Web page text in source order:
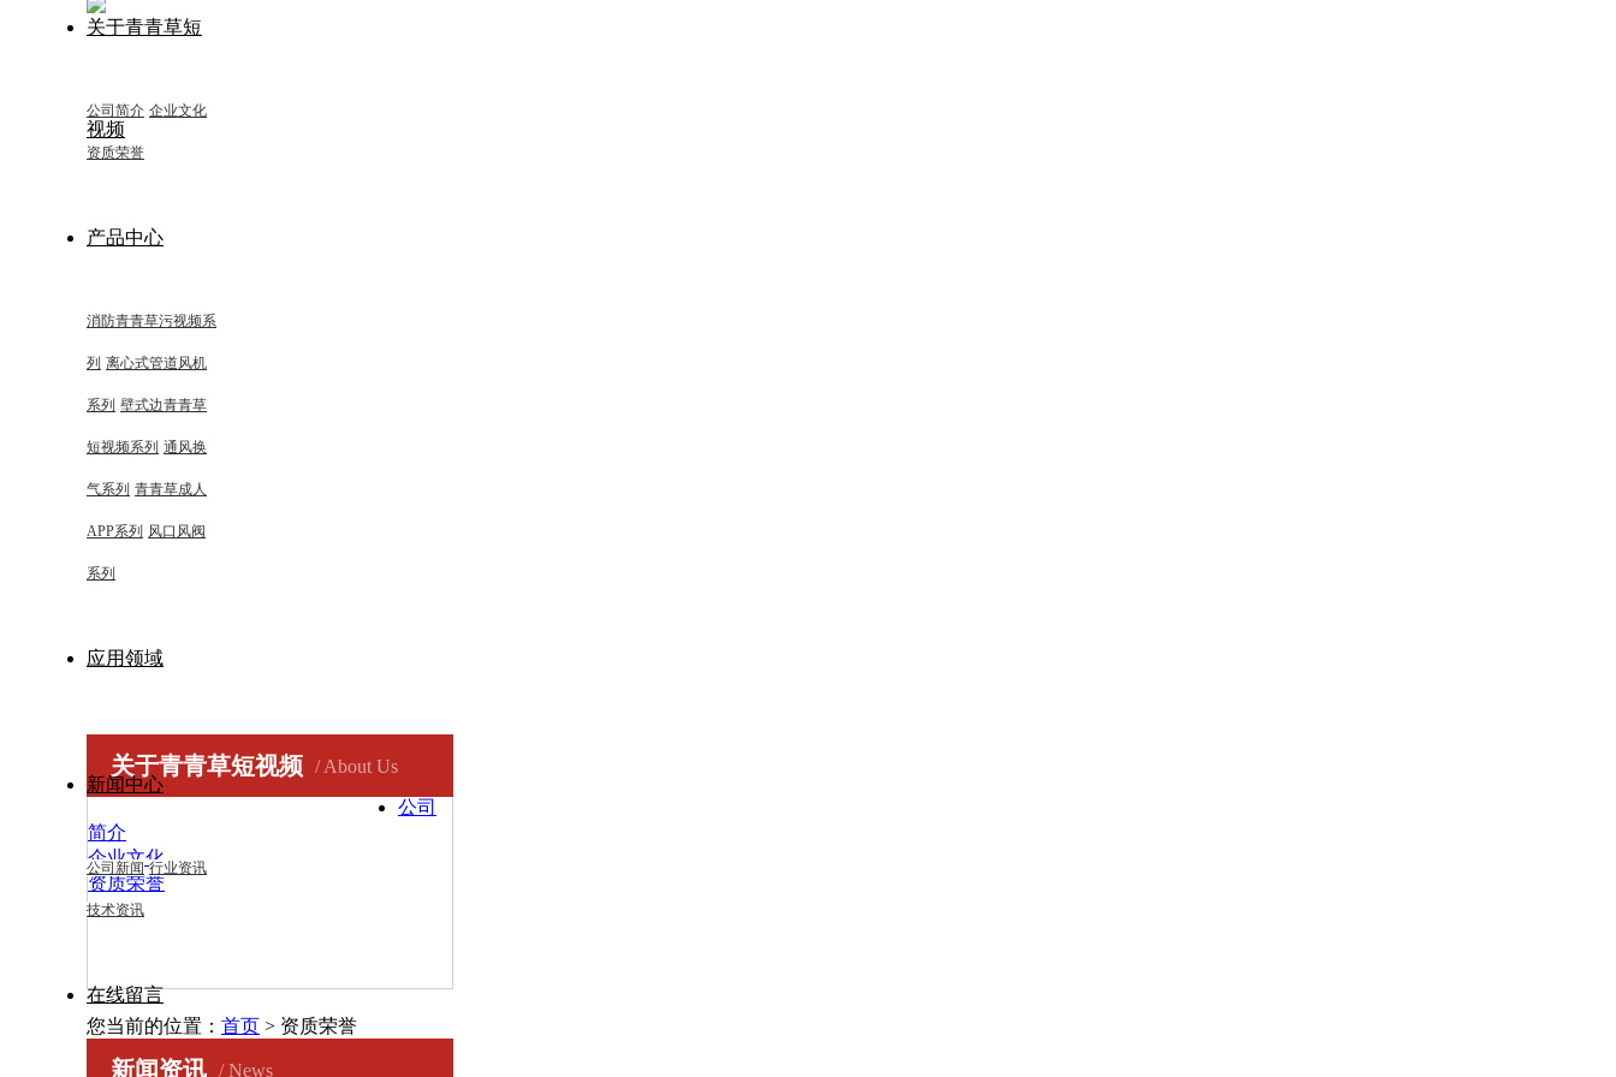
关于青青草短
视频
公司简介 企业文化
资质荣誉
产品中心
消防青青草污视频系
列 离心式管道风机
系列 壁式边青青草
短视频系列 通风换
气系列 青青草成人
APP系列 风口风阀
系列
应用领域
新闻中心
公司新闻 行业资讯
技术资讯
在线留言
关于青青草短视频 / About Us
公司
简介
企业文化
资质荣誉
您当前的位置： 首页 > 资质荣誉
新闻资讯 / News